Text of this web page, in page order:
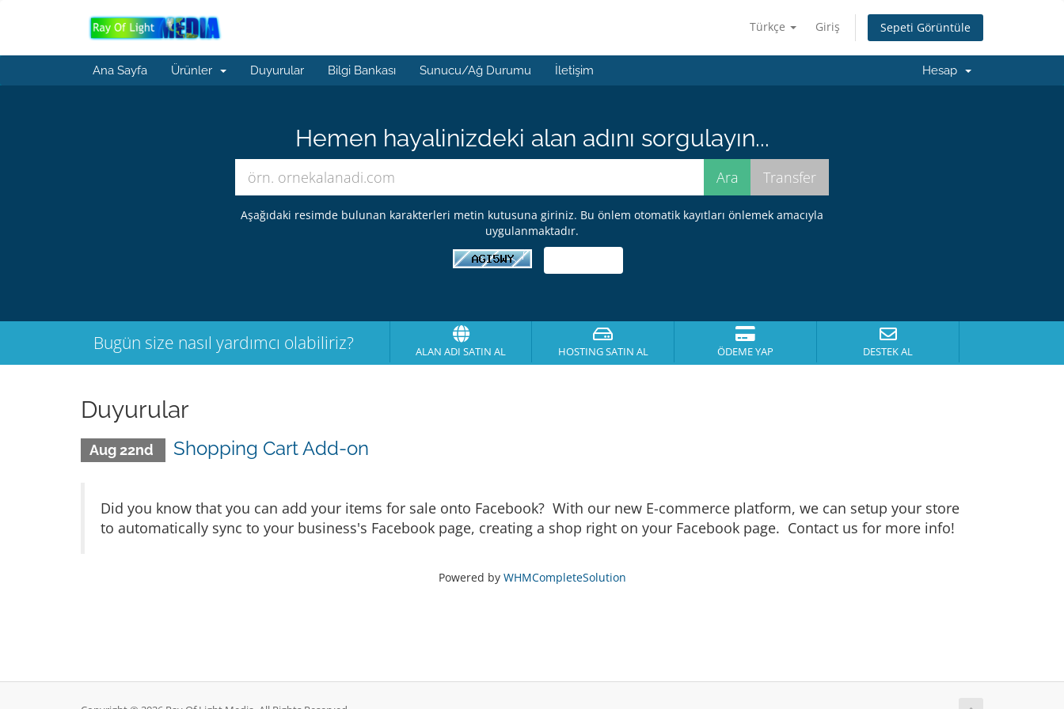
Türkçe Giriş Sepeti Görüntüle
Ana Sayfa Ürünler Duyurular Bilgi Bankası Sunucu/Ağ Durumu İletişim Hesap
Hemen hayalinizdeki alan adını sorgulayın...
Aşağıdaki resimde bulunan karakterleri metin kutusuna giriniz. Bu önlem otomatik kayıtları önlemek amacıyla
uygulanmaktadır.
Bugün size nasıl yardımcı olabiliriz? ALAN ADI SATIN AL HOSTING SATIN AL ÖDEME YAP DESTEK AL
Duyurular
Aug 22nd Shopping Cart Add-on
Did you know that you can add your items for sale onto Facebook? With our new E-commerce platform, we can setup your store
to automatically sync to your business's Facebook page, creating a shop right on your Facebook page. Contact us for more info!
Powered by WHMCompleteSolution